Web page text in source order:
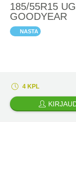
185/55R15
GOODYEAR
NASTA
4 KPL